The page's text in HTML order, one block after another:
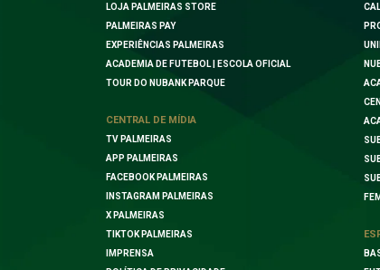
LOJA PALMEIRAS STORE
PALMEIRAS PAY
EXPERIÊNCIAS PALMEIRAS
ACADEMIA DE FUTEBOL | ESCOLA OFICIAL
TOUR DO NUBANK PARQUE
CENTRAL DE MÍDIA
TV PALMEIRAS
APP PALMEIRAS
FACEBOOK PALMEIRAS
INSTAGRAM PALMEIRAS
X PALMEIRAS
TIKTOK PALMEIRAS
IMPRENSA